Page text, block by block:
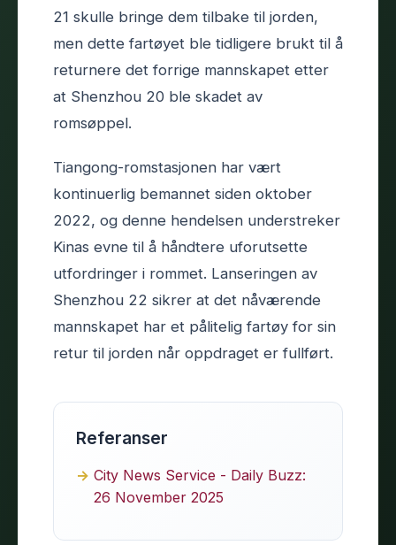
21 skulle bringe dem tilbake til jorden,
men dette fartøyet ble tidligere brukt til å
returnere det forrige mannskapet etter
at Shenzhou 20 ble skadet av
romsøppel.
Tiangong-romstasjonen har vært
kontinuerlig bemannet siden oktober
2022, og denne hendelsen understreker
Kinas evne til å håndtere uforutsette
utfordringer i rommet. Lanseringen av
Shenzhou 22 sikrer at det nåværende
mannskapet har et pålitelig fartøy for sin
retur til jorden når oppdraget er fullført.
Referanser
City News Service - Daily Buzz:
26 November 2025